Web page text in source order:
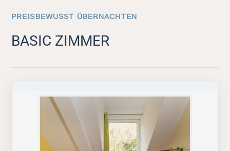
PREISBEWUSST ÜBERNACHTEN
BASIC ZIMMER